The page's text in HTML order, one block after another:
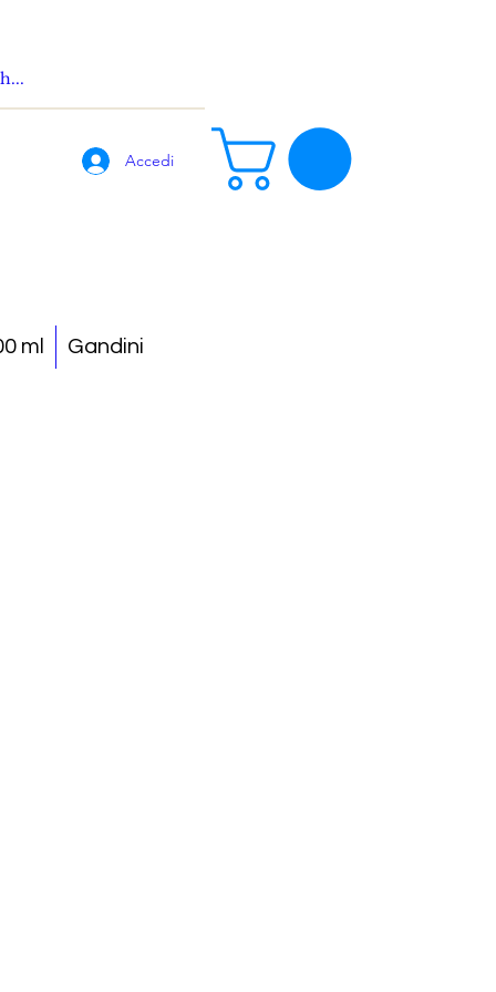
Accedi
ml Gandini